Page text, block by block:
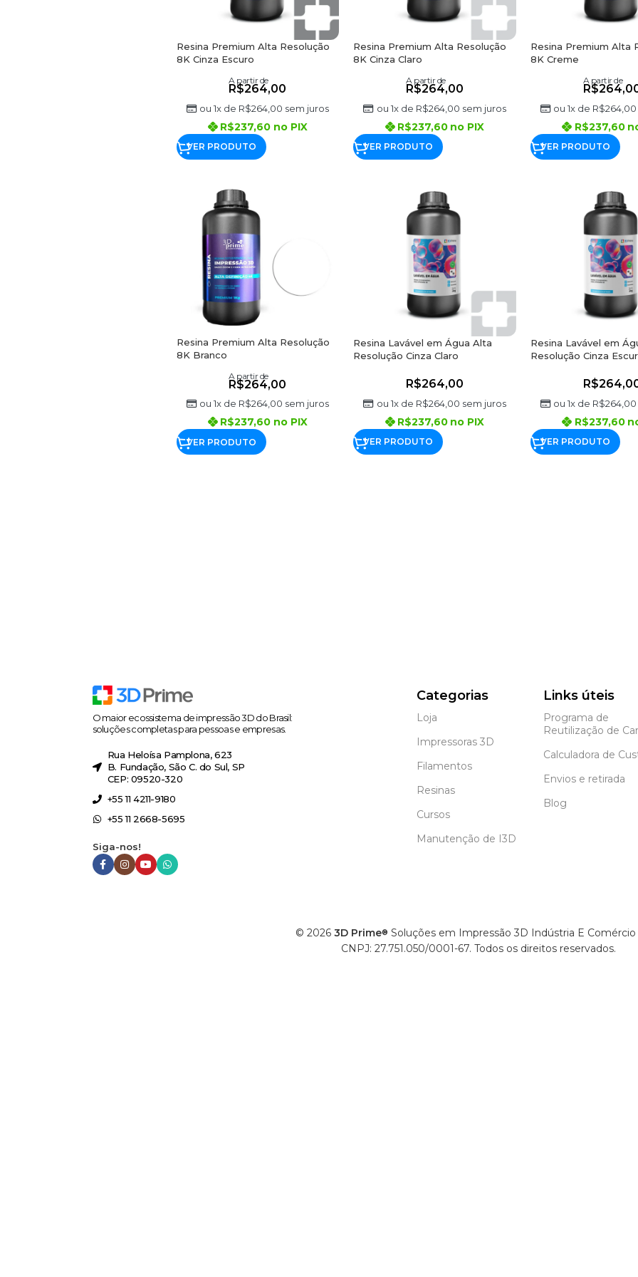
Resina Premium Alta Resolução
8K Cinza Escuro
A partir de
R$264,00
ou 1x de R$264,00 sem juros
R$237,60 no PIX
VER PRODUTO
Resina Premium Alta Resolução
8K Cinza Claro
A partir de
R$264,00
ou 1x de R$264,00 sem juros
R$237,60 no PIX
VER PRODUTO
Resina Premium Alta
8K Creme
A partir de
R$
ou 1x de R$264,00
R$237,60
VER PRODUTO
Resina Premium Alta Resolução
8K Branco
A partir de
R$264,00
ou 1x de R$264,00 sem juros
R$237,60 no PIX
VER PRODUTO
Resina Lavável em Água Alta
Resolução Cinza Claro
R$264,00
ou 1x de R$264,00 sem juros
R$237,60 no PIX
VER PRODUTO
Resina Lavável em
Resolução Cinza
R$
ou 1x de R$264,00
R$237,60
VER PRODUTO
O maior ecossistema de impressão 3D do Brasil:
soluções completas para pessoas e empresas.
Rua Heloísa Pamplona, 623
B. Fundação, São C. do Sul, SP
CEP: 09520-320
+55 11 4211-9180
+55 11 2668-5695
Siga-nos!
Categorias
Loja
Impressoras 3D
Filamentos
Resinas
Cursos
Manutenção de I3D
Links úteis
Programa de
Reutilização de
Calculadora de
Envios e retirada
Blog
© 2026 3D Prime® Soluções em Impressão 3D Indústria E
CNPJ: 27.751.050/0001-67. Todos os direitos reservados.